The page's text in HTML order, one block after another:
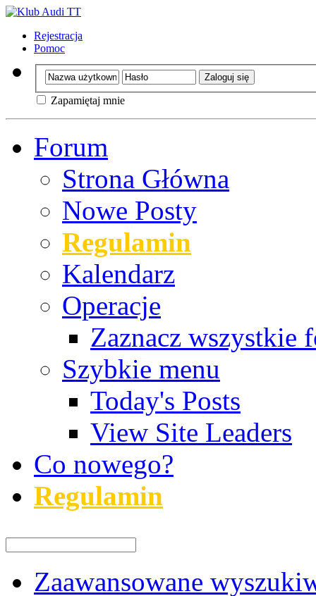
Rejestracja
Pomoc
Zapamiętaj mnie
Forum
Strona Główna
Nowe Posty
Regulamin
Kalendarz
Operacje
Zaznacz wszystkie
Szybkie menu
Today's Posts
View Site Leaders
Co nowego?
Regulamin
Zaawansowane